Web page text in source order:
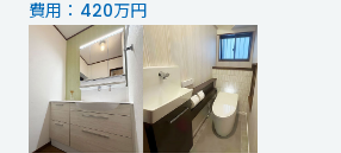
費用 ： 420万円